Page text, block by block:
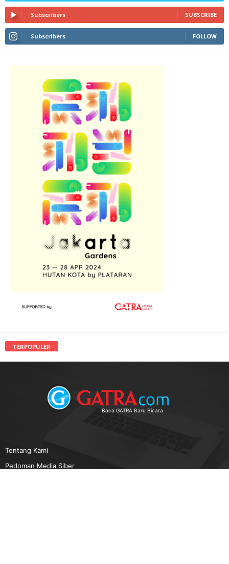
Subscribers SUBSCRIBE
Subscribers FOLLOW
TERPOPULER
Baca GATRA Baru Bicara
Tentang Kami
Pedoman Media Siber